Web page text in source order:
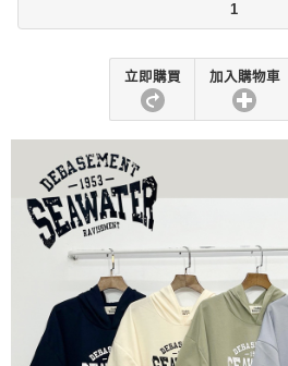
1
立即購買 加入購物車